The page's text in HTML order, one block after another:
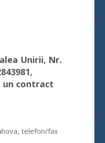
Unirii, Nr.
un contract
telefon/fax